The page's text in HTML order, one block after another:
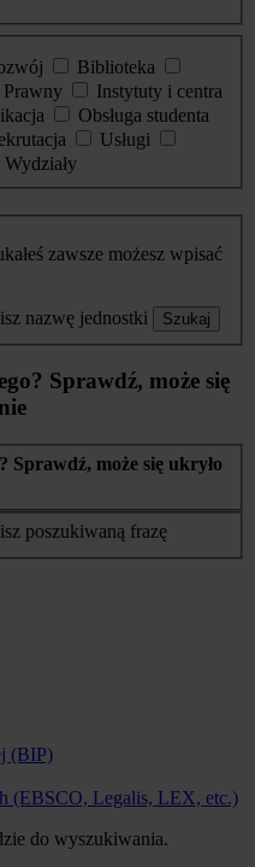
Biblioteka
Prawny
Instytuty i centra
Obsługa studenta
Usługi
Wydziały
zawsze możesz wpisać
nazwę jednostki Szukaj
Sprawdź, może się
Sprawdź, może się ukryło
poszukiwaną frazę
(BIP)
(EBSCO, Legalis, LEX, etc.)
do wyszukiwania.